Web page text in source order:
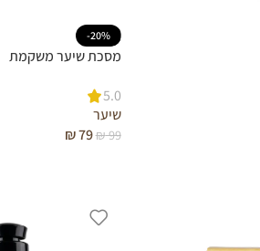
-20%
מסכת שיער משקמת
5.0
שיער
₪99
₪79